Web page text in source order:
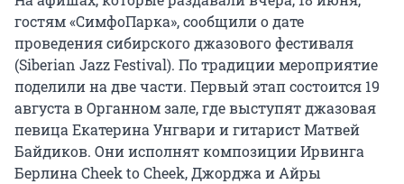
гостям «СимфоПарка», сообщили о дате
проведения сибирского джазового фестиваля
(Siberian Jazz Festival). По традиции мероприятие
поделили на две части. Первый этап состоится 19
августа в Органном зале, где выступят джазовая
певица Екатерина Унгвари и гитарист Матвей
Байдиков. Они исполнят композиции Ирвинга
Берлина Cheek to Cheek, Джорджа и Айры